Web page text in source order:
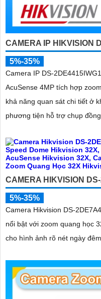
CAMERA IP HIKVISION
5%-35%
Camera IP DS-
AcuSense 4MP tích hợp
khả năng quan sát chi tiết ở
phương tiện hỗ trợ chụp
CAMERA HIKVISION
5%-35%
Camera Hikvision DS-
nổi bật với zoom quang học
cho hình ảnh rõ nét ngày đêm